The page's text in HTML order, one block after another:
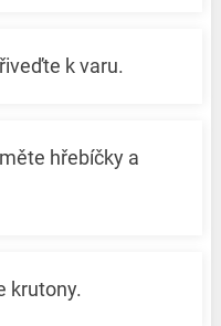
k varu.
hřebíčky a
krutony.